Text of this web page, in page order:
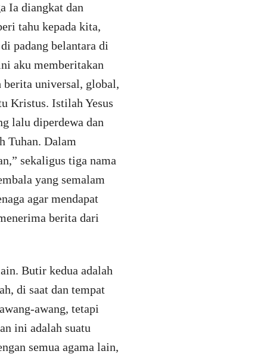
Ia diangkat dan
tahu kepada kita,
padang belantara di
aku memberitakan
berita universal, global,
Kristus. Istilah Yesus
lalu diperdewa dan
Tuhan. Dalam
sekaligus tiga nama
yang semalam
agar mendapat
berita dari
Butir kedua adalah
di saat dan tempat
awang, tetapi
ini adalah suatu
semua agama lain,